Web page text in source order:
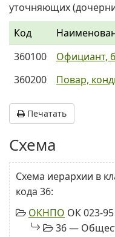
уточняющих
Код
360100
Официант,
360200
Повар,
Печатать
Схема
Схема иерархии в
кода 36:
ОКНПО ОК 023-95
36 —